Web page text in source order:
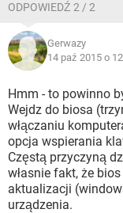
ODPOWIEDŹ 2 / 2
Gerwazy
14 paź 2015 o
Hmm - to powinno
Wejdz do biosa
włączaniu
opcja wspierania
Częstą przyczyną
własnie fakt, że
aktualizacji
urządzenia.